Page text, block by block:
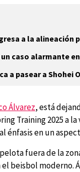
a la alineación
un caso alarmante
a pasear a Shohei
Álvarez, está
Training 2025 a
énfasis en un
fuera de la
beisbol